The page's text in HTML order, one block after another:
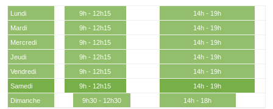
Lundi 9h - 12h15
14h - 19h
Mardi
9h - 12h15
14h - 19h
Mercredi
9h - 12h15
14h - 19h
Jeudi
9h - 12h15
14h - 19h
Vendredi
9h - 12h15
14h - 19h
Samedi
9h - 12h15
14h - 19h
Dimanche
9h30 - 12h30 14h - 18h